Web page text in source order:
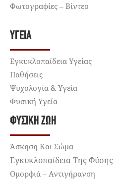
Φωτογραφίες – Βίντεο
ΥΓΕΊΑ
Εγκυκλοπαίδεια Υγείας
Παθήσεις
Ψυχολογία & Υγεία
Φυσική Υγεία
ΦΥΣΙΚΉ ΖΩΉ
Άσκηση Και Σώμα
Εγκυκλοπαίδεια Της Φύσης
Ομορφιά – Αντιγήρανση